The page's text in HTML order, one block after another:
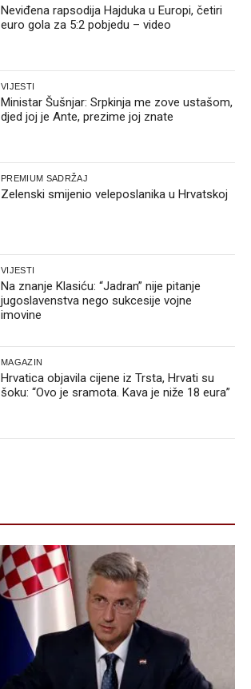
Neviđena rapsodija Hajduka u Europi, četiri
euro gola za 5:2 pobjedu – video
VIJESTI
Ministar Šušnjar: Srpkinja me zove ustašom,
djed joj je Ante, prezime joj znate
PREMIUM SADRŽAJ
Zelenski smijenio veleposlanika u Hrvatskoj
VIJESTI
Na znanje Klasiću: “Jadran” nije pitanje
jugoslavenstva nego sukcesije vojne
imovine
MAGAZIN
Hrvatica objavila cijene iz Trsta, Hrvati su
šoku: “Ovo je sramota. Kava je niže 18 eura”